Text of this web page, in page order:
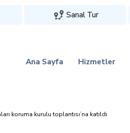
Sanal Tur
Ana Sayfa Hizmetler
koruma kurulu toplantisi’na katildi